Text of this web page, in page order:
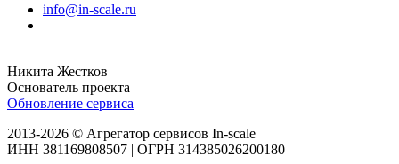
info@in-scale.ru
Никита Жестков
Основатель проекта
Обновление сервиса
2013-2026 © Агрегатор сервисов In-scale
ИНН 381169808507 | ОГРН 314385026200180